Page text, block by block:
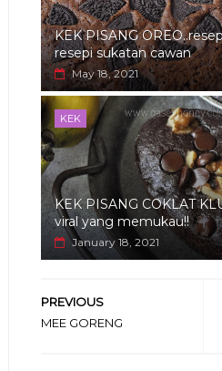
KEK PISANG
resepi sukatan cawan
May 18, 2021
KEK
KEK PISANG COKLAT
viral yang memukau!!
January 18, 2021
PREVIOUS
MEE GORENG